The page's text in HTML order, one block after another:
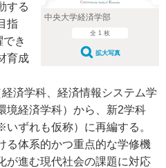
中央大学経済学部
全 1 枚
拡大写真
する
指
き
育成
済学科、経済情報システム学
境経済学科）から、新2学科
ずれも仮称）に再編する。
る体系的かつ重点的な学修機
が進む現代社会の課題に対応